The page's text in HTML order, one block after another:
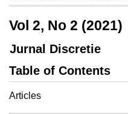
Vol 2, No 2 (2021)
Jurnal Discretie
Table of Contents
Articles